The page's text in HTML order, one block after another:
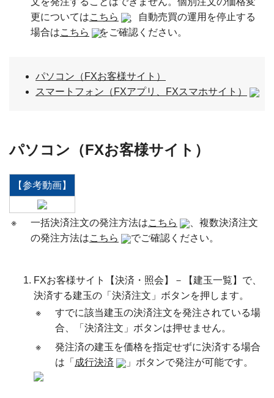
更についてはこちら
、自動売買の運用を停止する
場合はこちら をご確認ください。
パソコン（FXお客様サイト）
スマートフォン（FXアプリ、FXスマホサイト）
パソコン（FXお客様サイト）
【参考動画】
※ 一括決済注文の発注方法はこちら
、複数決済注文
の発注方法はこちら でご確認ください。
FXお客様サイト【決済・照会】－【建玉一覧】で、
決済する建玉の「決済注文」ボタンを押します。
※
すでに該当建玉の決済注文を発注されている場
合、「決済注文」ボタンは押せません。
※
発注済の建玉を価格を指定せずに決済する場合
は「 成行決済 」ボタンで発注が可能です。